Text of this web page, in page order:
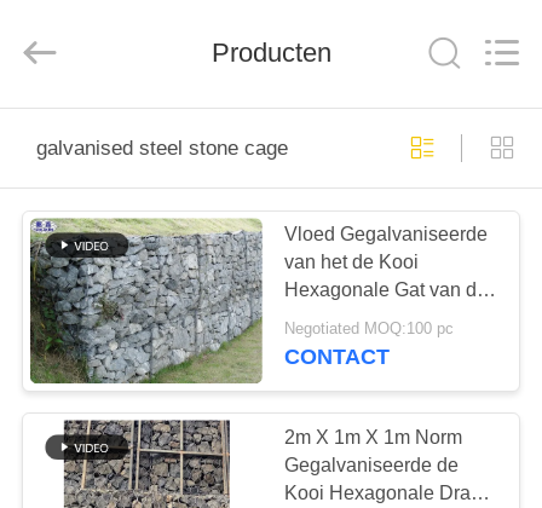
PRODUCTEN
OVER
ONS
FABRIEKSTOCHT
KWALITEITSCONTROLE
Ltd..
Producten
galvanised steel stone cage
Vloed Gegalvaniseerde
van het de Kooi
Hexagonale Gat van de
Staalsteen de
Vormbodembescherming
Negotiated MOQ:100 pc
CONTACT
2m X 1m X 1m Norm
Gegalvaniseerde de
Kooi Hexagonale Draad